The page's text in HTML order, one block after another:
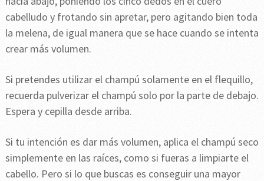
cabelludo y frotando sin apretar, pero agitando bien toda
la melena, de igual manera que se hace cuando se intenta
crear más volumen.
Si pretendes utilizar el champú solamente en el flequillo,
recuerda pulverizar el champú solo por la parte de debajo.
Espera y cepilla desde arriba.
Si tu intención es dar más volumen, aplica el champú seco
simplemente en las raíces, como si fueras a limpiarte el
cabello. Pero si lo que buscas es conseguir una mayor